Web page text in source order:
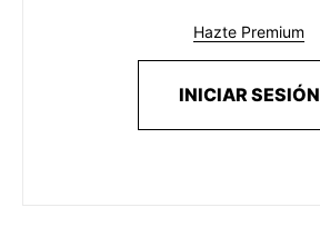
Hazte Premium
INICIAR SESIÓN